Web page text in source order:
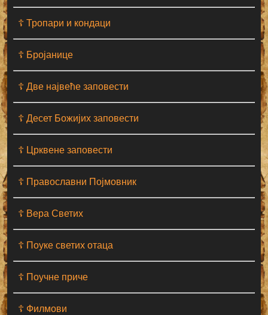
☦ Тропари и кондаци
☦ Бројанице
☦ Две највеће заповести
☦ Десет Божијих заповести
☦ Црквене заповести
☦ Православни Појмовник
☦ Вера Светих
☦ Поуке светих отаца
☦ Поучне приче
☦ Филмови